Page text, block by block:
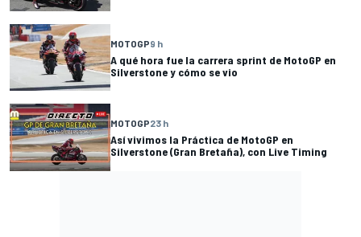
MOTOGP9 h
A qué hora fue la carrera sprint de MotoGP en
Silverstone y cómo se vio
MOTOGP23 h
Así vivimos la Práctica de MotoGP en
Silverstone (Gran Bretaña), con Live Timing